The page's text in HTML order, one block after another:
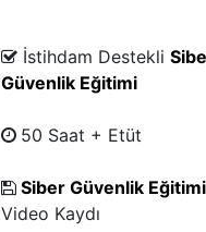
İstihdam Destekli
Güvenlik Eğitim​i
50 Saat + Etüt
Siber Güvenlik
Video Kaydı